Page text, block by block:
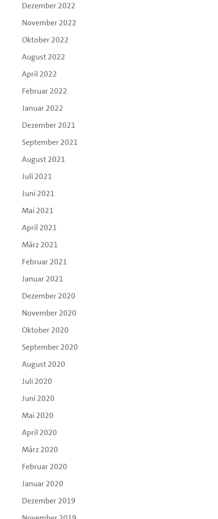
Dezember 2022
November 2022
Oktober 2022
August 2022
April 2022
Februar 2022
Januar 2022
Dezember 2021
September 2021
August 2021
Juli 2021
Juni 2021
Mai 2021
April 2021
März 2021
Februar 2021
Januar 2021
Dezember 2020
November 2020
Oktober 2020
September 2020
August 2020
Juli 2020
Juni 2020
Mai 2020
April 2020
März 2020
Februar 2020
Januar 2020
Dezember 2019